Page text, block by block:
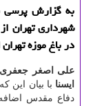
به گزارش پرسی
شهرداری تهران
در باغ موزه
علی اصغر جعفری
ایسنا با بیان این
دفاع مقدس